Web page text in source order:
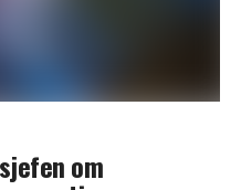
om